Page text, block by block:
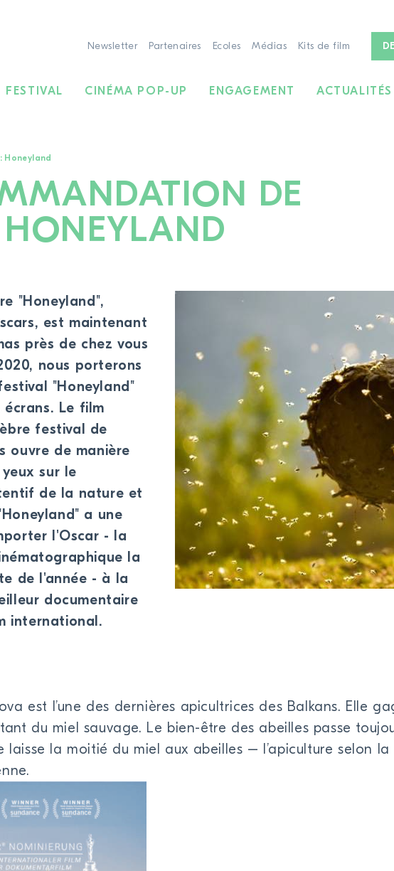
Newsletter Partenaires Ecoles Médias Kits de film
FESTIVAL CINÉMA POP-UP ENGAGEMENT ACTUALITÉS
Honeyland
DE
"Honeyland",
est maintenant
près de chez vous
nous porterons
"Honeyland"
Le film
festival de
ouvre de manière
sur le
de la nature et
a une
l'Oscar - la
la
de l'année - à la
documentaire
international.
est l’une des dernières apicultrices des Balkans. Elle
du miel sauvage. Le bien-être des abeilles passe
laisse la moitié du miel aux abeilles – l’apiculture selon la